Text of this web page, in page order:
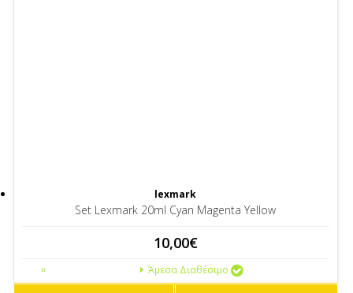
lexmark
Set Lexmark 20ml Cyan Magenta Yellow
10,00€
Άμεσα Διαθέσιμο